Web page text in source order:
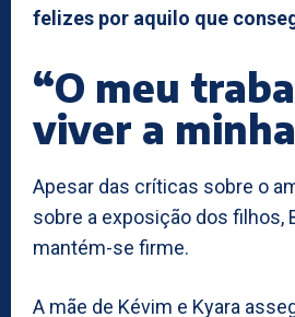
felizes por aquilo que
“O meu
viver a
Apesar das críticas sobre o
sobre a exposição dos filhos,
mantém-se firme.
A mãe de Kévim e Kyara